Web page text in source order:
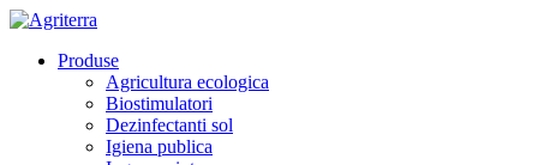
Produse
Agricultura ecologica
Biostimulatori
Dezinfectanti sol
Igiena publica